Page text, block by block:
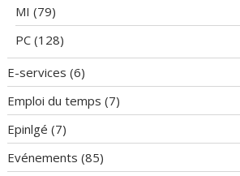
MI (79)
PC (128)
E-services (6)
Emploi du temps (7)
Epinlgé (7)
Evénements (85)